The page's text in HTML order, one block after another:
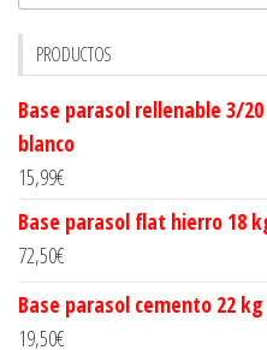
PRODUCTOS
Base parasol rellenable 3/
blanco
15,99€
Base parasol flat hierro 18
72,50€
Base parasol cemento 22 kg
19,50€